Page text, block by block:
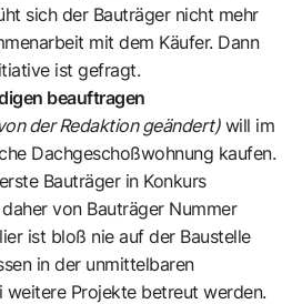
sich der Bauträger nicht mehr
mit dem Käufer. Dann
ist gefragt.
beauftragen
der Redaktion geändert)will im
Dachgeschoßwohnung kaufen.
Bauträger in Konkurs
von Bauträger Nummer
ist bloß nie auf der Baustelle
in der unmittelbaren
Projekte betreut werden.